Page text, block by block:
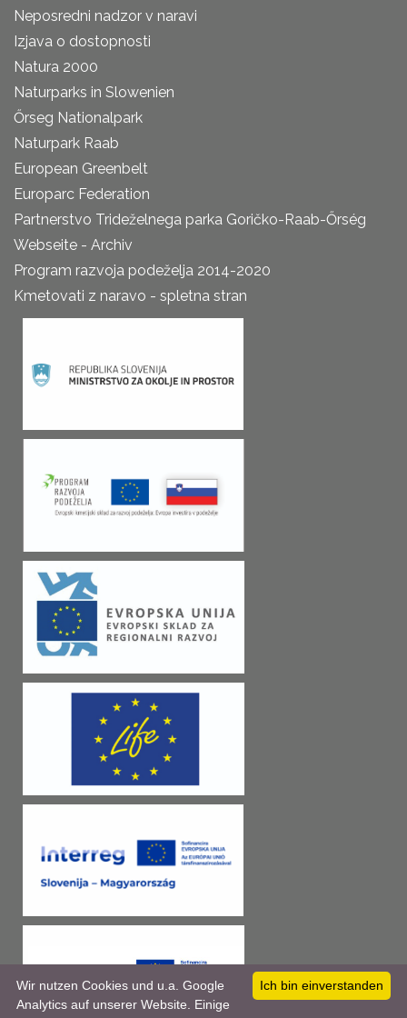
Neposredni nadzor v naravi
Izjava o dostopnosti
Natura 2000
Naturparks in Slowenien
Őrseg Nationalpark
Naturpark Raab
European Greenbelt
Europarc Federation
Partnerstvo Trideželnega parka Goričko-Raab-Őrség
Webseite - Archiv
Program razvoja podeželja 2014-2020
Kmetovati z naravo - spletna stran
Ich bin einverstanden
Wir nutzen Cookies und u.a. Google
Analytics auf unserer Website. Einige